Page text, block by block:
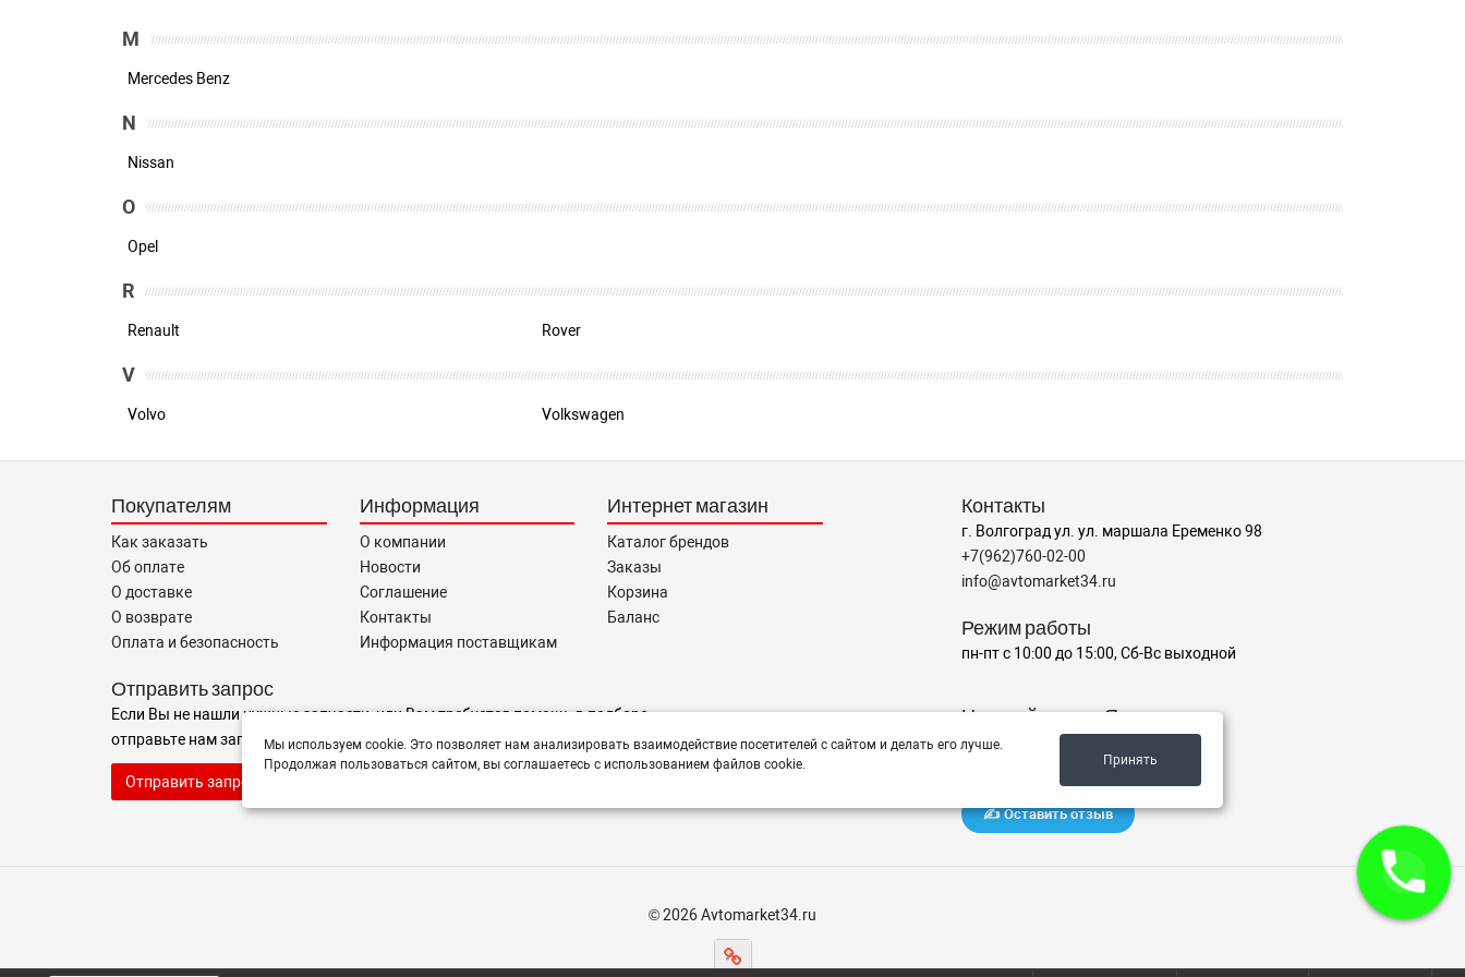
M
Mercedes Benz
N
Nissan
O
Opel
R
Renault Rover
V
Volvo Volkswagen
Покупателям
Как заказать
Об оплате
О доставке
О возврате
Оплата и безопасность
Информация
О компании
Новости
Соглашение
Контакты
Информация поставщикам
Интернет магазин
Каталог брендов
Заказы
Корзина
Баланс
Отправить запрос
Если Вы не нашли нужные запчасти, или Вам требуется помощь в подборе,
отправьте нам запрос - мы Вам поможем
Отправить запрос продавцу
Контакты
г. Волгоград ул. ул. маршала Еременко 98
+7(962)760-02-00
info@avtomarket34.ru
Режим работы
пн-пт с 10:00 до 15:00, Сб-Вс выходной
Наш рейтинг на Яндексе
✍️ Оставить отзыв
© 2026 Avtomarket34.ru
Мы используем cookie. Это позволяет нам анализировать взаимодействие посетителей с сайтом и делать его лучше.
Продолжая пользоваться сайтом, вы соглашаетесь с использованием файлов cookie.
Принять